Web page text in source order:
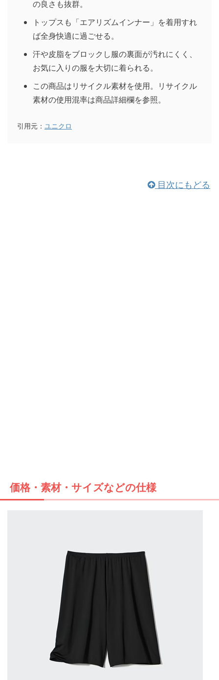
の良さも抜群。
トップスも「エアリズムインナー」を着用すれ
ば全身快適に過ごせる。
汗や皮脂をブロックし服の裏面が汚れにくく、
お気に入りの服を大切に着られる。
この商品はリサイクル素材を使用。リサイクル
素材の使用混率は商品詳細欄を参照。
引用元： ユニクロ
目次にもどる
価格・素材・サイズなどの仕様